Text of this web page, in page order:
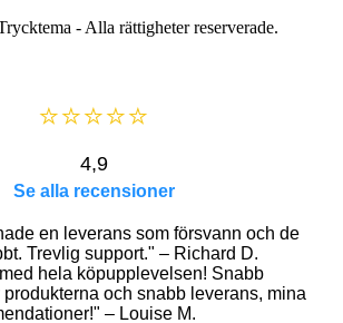
- Alla rättigheter reserverade.
⭐⭐⭐⭐⭐
4,9
Se alla recensioner
en leverans som försvann och de
Trevlig support." – Richard D.
hela köpupplevelsen! Snabb
och snabb leverans, mina
– Louise M.